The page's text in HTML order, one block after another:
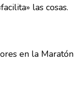
las cosas.